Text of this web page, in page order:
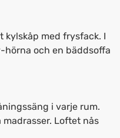
kylskåp med frysfack. I
och en bäddsoffa
i varje rum.
Loftet nås